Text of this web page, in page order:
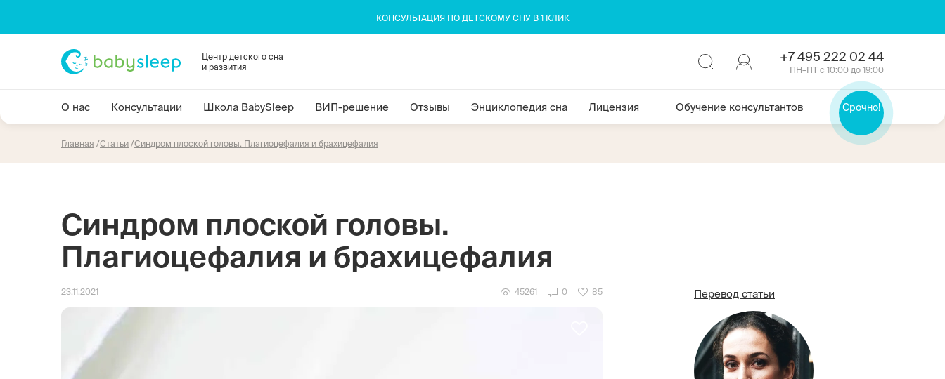
КОНСУЛЬТАЦИЯ ПО ДЕТСКОМУ СНУ В 1 КЛИК
Центр детского сна
и развития
+7 495 222 02 44
ПН–ПТ с 10:00 до 19:00
О нас Консультации Школа BabySleep ВИП-решение Отзывы Энциклопедия сна Лицензия Обучение консультантов Срочно!
Главная Статьи Синдром плоской головы. Плагиоцефалия и брахицефалия
Синдром плоской головы.
Плагиоцефалия и брахицефалия
23.11.2021 45261 0 85 Перевод статьи